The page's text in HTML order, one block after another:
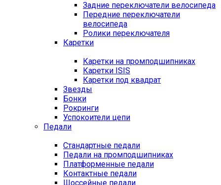
Задние переключатели велосипеда
Передние переключатели
велосипеда
Ролики переключателя
Каретки
Каретки на промподшипниках
Каретки ISIS
Каретки под квадрат
Звезды
Бонки
Рокринги
Успокоители цепи
Педали
Стандартные педали
Педали на промподшипниках
Платформенные педали
Контактные педали
Шоссейные педали